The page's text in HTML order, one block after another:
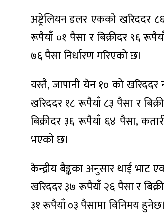
अष्ट्रेलियन डलर एकको खरिददर
रूपैयाँ ०१ पैसा र बिक्रीदर ९६
७६ पैसा निर्धारण गरिएको छ।
यस्तै, जापानी येन १० को
खरिददर १८ रूपैयाँ ८३ पैसा र
बिक्रीदर ३६ रूपैयाँ ६४ पैसा,
भएको छ।
केन्द्रीय बैङ्कका अनुसार थाई भाट
खरिददर ३७ रूपैयाँ २६ पैसा र
३१ रूपैयाँ ०३ पैसामा विनिमय हुनेछ।